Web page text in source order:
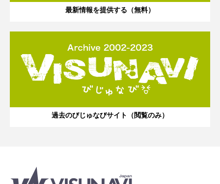
最新情報を提供する（無料）
過去のびじゅなびサイト（閲覧のみ）